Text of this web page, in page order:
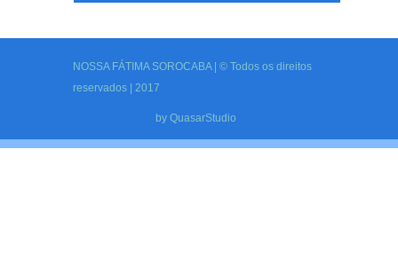
NOSSA FÁTIMA SOROCABA | © Todos os direitos
reservados | 2017
by QuasarStudio